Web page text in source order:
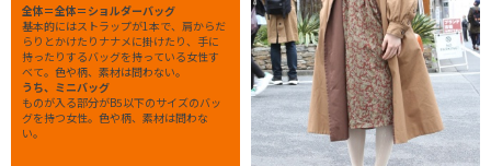
全体＝全体＝ショルダーバッグ
基本的にはストラップが1本で、肩からだ
らりとかけたりナナメに掛けたり、手に
持ったりするバッグを持っている女性す
べて。色や柄、素材は問わない。
うち、ミニバッグ
ものが入る部分がB5以下のサイズのバッ
グを持つ女性。色や柄、素材は問わな
い。